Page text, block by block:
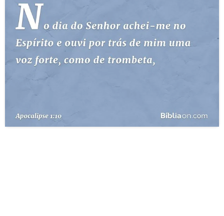
ESTUDOS BÍBLICOS
ESBOÇOS DE PREGAÇÃO
TERMO BÍBLICO